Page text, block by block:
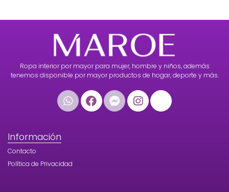
Ropa interior por mayor para mujer, hombre y niños, además
tenemos disponible por mayor productos de hogar, deporte y más.
Información
Contacto
Política de Privacidad